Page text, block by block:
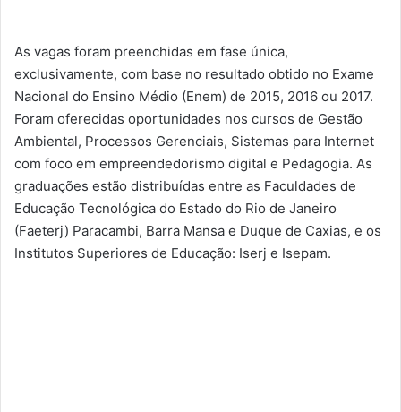
As vagas foram preenchidas em fase única,
exclusivamente, com base no resultado obtido no Exame
Nacional do Ensino Médio (Enem) de 2015, 2016 ou 2017.
Foram oferecidas oportunidades nos cursos de Gestão
Ambiental, Processos Gerenciais, Sistemas para Internet
com foco em empreendedorismo digital e Pedagogia. As
graduações estão distribuídas entre as Faculdades de
Educação Tecnológica do Estado do Rio de Janeiro
(Faeterj) Paracambi, Barra Mansa e Duque de Caxias, e os
Institutos Superiores de Educação: Iserj e Isepam.